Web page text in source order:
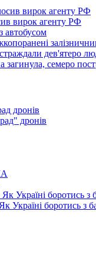
вирок агенту РФ
автобусом
дев'ятеро
загинула, семеро
дронів
Україні боротись з